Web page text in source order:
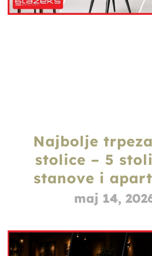
Najbolje
stolice – 5
stanove i
maj 14,